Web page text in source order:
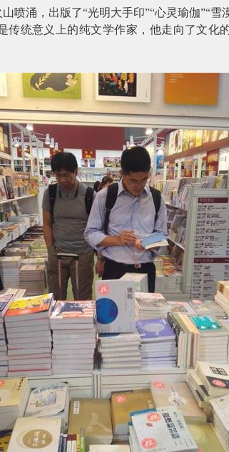
喷涌，出版了“光明大手印”“心灵瑜伽”“雪
传统意义上的纯文学作家，他走向了文化